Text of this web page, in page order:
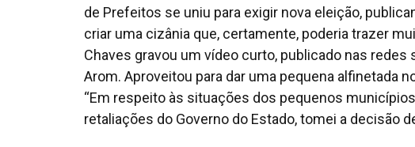
de Prefeitos se uniu para exigir nova eleição,
criar uma cizânia que, certamente, poderia trazer
Chaves gravou um vídeo curto, publicado nas
Arom. Aproveitou para dar uma pequena alfinetada
“Em respeito às situações dos pequenos
retaliações do Governo do Estado, tomei a decisão